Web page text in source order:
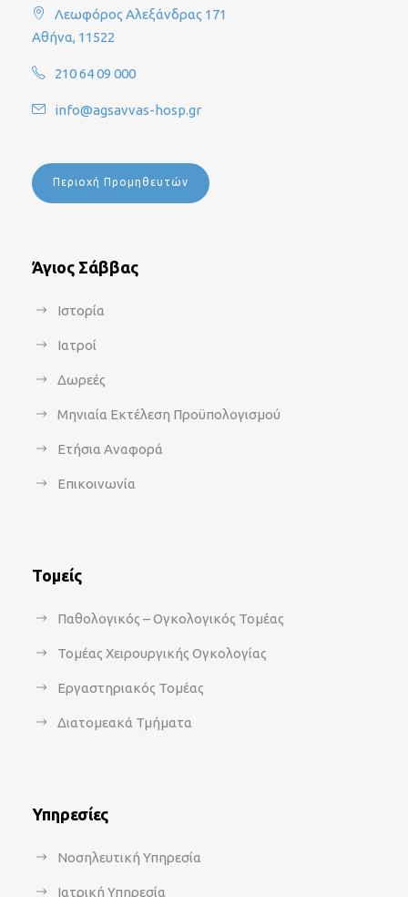
Λεωφόρος Αλεξάνδρας 171
Αθήνα, 11522
210 64 09 000
info@agsavvas-hosp.gr
Περιοχή Προμηθευτών
Άγιος Σάββας
Ιστορία
Ιατροί
Δωρεές
Μηνιαία Εκτέλεση Προϋπολογισμού
Ετήσια Αναφορά
Επικοινωνία
Τομείς
Παθολογικός – Ογκολογικός Τομέας
Τομέας Χειρουργικής Ογκολογίας
Εργαστηριακός Τομέας
Διατομεακά Τμήματα
Υπηρεσίες
Νοσηλευτική Υπηρεσία
Ιατρική Υπηρεσία